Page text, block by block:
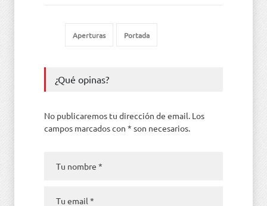
Aperturas Portada
¿Qué opinas?
No publicaremos tu dirección de email. Los
campos marcados con * son necesarios.